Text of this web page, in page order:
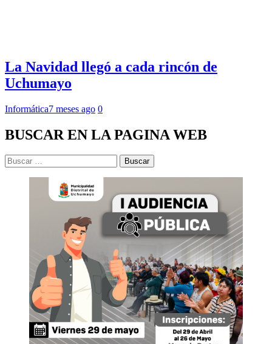
La Navidad llegó a cada rincón de
Uchumayo
Informática7 meses ago 0
BUSCAR EN LA PAGINA WEB
Buscar: